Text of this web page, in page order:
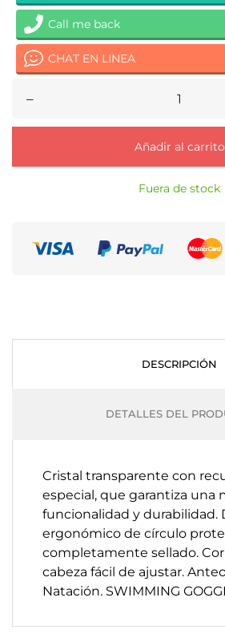
Call me back
CHAT EN LINEA
–
Añadir al carrito
Fuera de stock
DESCRIPCIÓN
DETALLES DEL
Cristal transparente con
especial, que garantiza una
funcionalidad y durabilidad.
ergonómico de círculo
completamente sellado.
cabeza fácil de ajustar.
Natación. SWIMMING